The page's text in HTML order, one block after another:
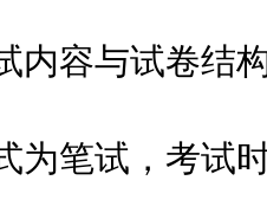
容与试卷结
笔试，考试时